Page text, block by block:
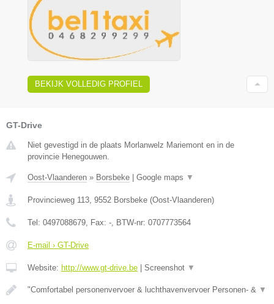
BEKIJK VOLLEDIG PROFIEL
GT-Drive
Niet gevestigd in de plaats Morlanwelz Mariemont en in de
provincie Henegouwen.
Oost-Vlaanderen » Borsbeke Google maps ▼
Provincieweg 113 9552 Borsbeke (Oost-Vlaanderen)
Tel: 0497088679 , Fax: - , BTW-nr: 0707773564
E-mail › GT-Drive
Website: http://www.gt-drive.be Screenshot ▼
"Comfortabel personenvervoer & luchthavenvervoer Personen- & ▼